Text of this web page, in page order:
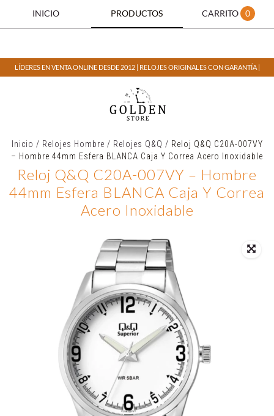
INICIO PRODUCTOS CARRITO 0
LÍDERES EN VENTA ONLINE DESDE 2012 | RELOJES ORIGINALES CON GARANTÍA |
Inicio / Relojes Hombre / Relojes Q&Q / Reloj Q&Q C20A-007VY
– Hombre 44mm Esfera BLANCA Caja Y Correa Acero Inoxidable
Reloj Q&Q C20A-007VY – Hombre
44mm Esfera BLANCA Caja Y Correa
Acero Inoxidable